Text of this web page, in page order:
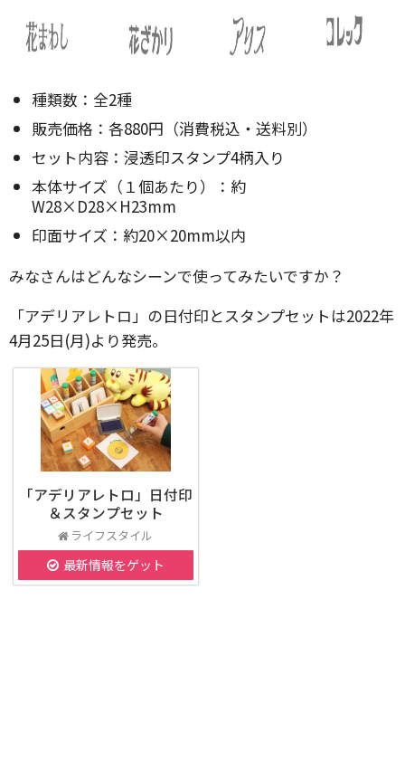
種類数：全2種
販売価格：各880円（消費税込・送料別）
セット内容：浸透印スタンプ4柄入り
本体サイズ（１個あたり）：約
W28×D28×H23mm
印面サイズ：約20×20mm以内
みなさんはどんなシーンで使ってみたいですか？
「アデリアレトロ」の日付印とスタンプセットは2022年
4月25日(月)より発売。
「アデリアレトロ」日付印
＆スタンプセット
ライフスタイル
最新情報をゲット